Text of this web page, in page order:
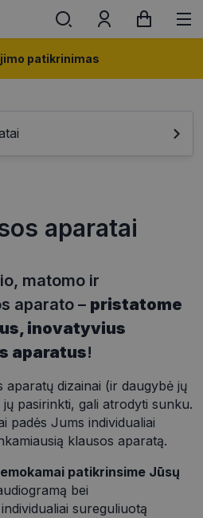
patikrinimas
aparatai
matomo ir
aparato – pristatome
inovatyvius
aparatus!
aparatų dizainai (ir daugybė jų
pasirinkti, gali atrodyti sunku.
padės Jums individualiai
klausos aparatą.
patikrinsime Jūsų
bei
sureguliuotą